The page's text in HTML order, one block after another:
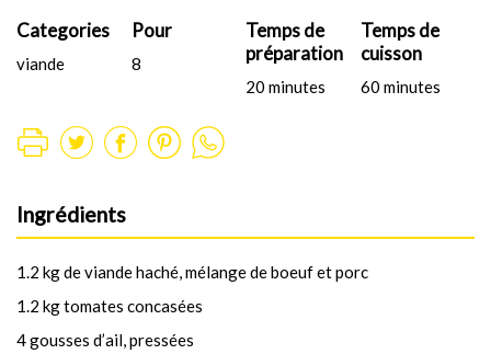
Categories
viande
Pour
8
Temps de
préparation
20 minutes
Temps de
cuisson
60 minutes
Ingrédients
1.2 kg de viande haché, mélange de boeuf et porc
1.2 kg tomates concasées
4 gousses d’ail, pressées